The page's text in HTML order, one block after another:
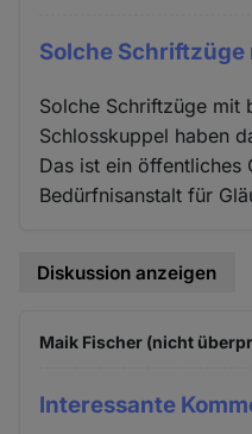
Solche Schriftzüge
Solche Schriftzüge mit
Schlosskuppel haben
Das ist ein öffentliches
Bedürfnisanstalt für
Diskussion anzeigen
Maik Fischer (nicht
Interessante